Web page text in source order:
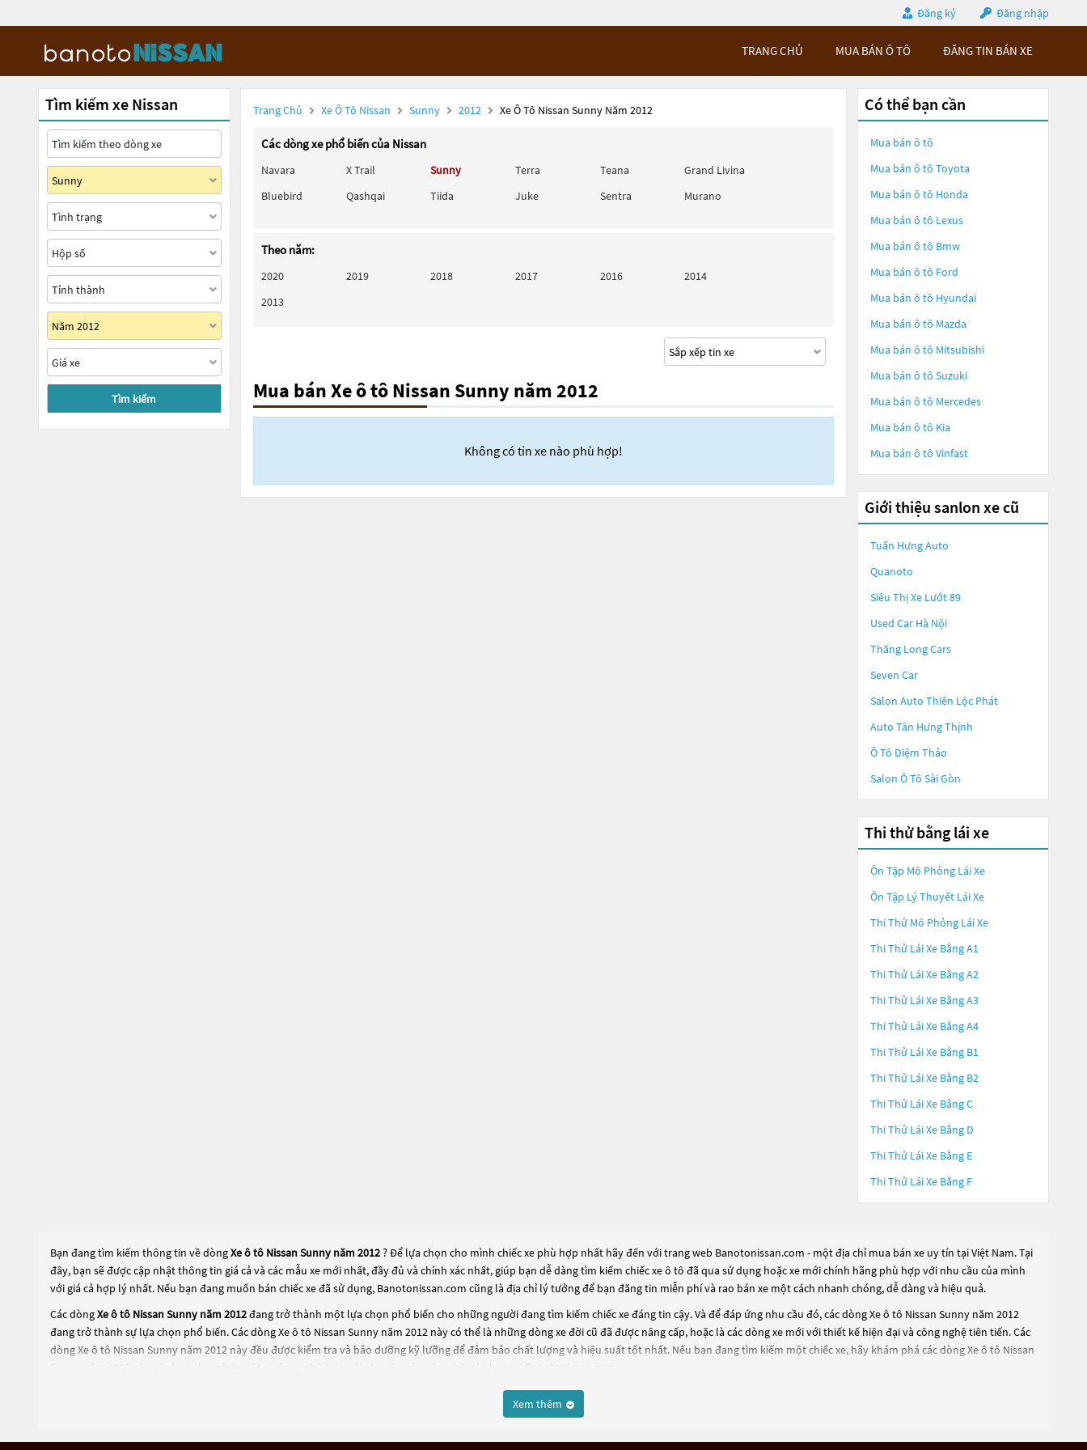
Đăng ký Đăng nhập
TRANG CHỦ MUA BÁN Ô TÔ ĐĂNG TIN BÁN XE
Tìm kiếm xe Nissan
Tìm kiếm
Trang Chủ Xe Ô Tô Nissan Sunny 2012 Xe Ô Tô Nissan Sunny Năm 2012
Các dòng xe phổ biến của Nissan
Navara X Trail Sunny Terra Teana
Grand Livina
Bluebird
Qashqai Tiida Juke Sentra Murano
Theo năm:
2020 2019 2018 2017 2016
2014
2013
Mua bán Xe ô tô Nissan Sunny năm 2012
Không có tin xe nào phù hợp!
Có thể bạn cần
Mua bán ô tô
Mua bán ô tô Toyota
Mua bán ô tô Honda
Mua bán ô tô Lexus
Mua bán ô tô Bmw
Mua bán ô tô Ford
Mua bán ô tô Hyundai
Mua bán ô tô Mazda
Mua bán ô tô Mitsubishi
Mua bán ô tô Suzuki
Mua bán ô tô Mercedes
Mua bán ô tô Kia
Mua bán ô tô Vinfast
Giới thiệu sanlon xe cũ
Tuấn Hưng Auto
Quanoto
Siêu Thị Xe Lướt 89
Used Car Hà Nội
Thăng Long Cars
Seven Car
Salon Auto Thiên Lộc Phát
Auto Tân Hưng Thịnh
Ô Tô Diệm Thảo
Salon Ô Tô Sài Gòn
Thi thử bằng lái xe
Ôn Tập Mô Phỏng Lái Xe
Ôn Tập Lý Thuyết Lái Xe
Thi Thử Mô Phỏng Lái Xe
Thi Thử Lái Xe Bằng A1
Thi Thử Lái Xe Bằng A2
Thi Thử Lái Xe Bằng A3
Thi Thử Lái Xe Bằng A4
Thi Thử Lái Xe Bằng B1
Thi Thử Lái Xe Bằng B2
Thi Thử Lái Xe Bằng C
Thi Thử Lái Xe Bằng D
Thi Thử Lái Xe Bằng E
Thi Thử Lái Xe Bằng F
Bạn đang tìm kiếm thông tin về dòngXe ô tô Nissan Sunny năm 2012? Để lựa chọn cho mình chiếc xe phù hợp nhất hãy đến với trang web Banotonissan.com - một địa chỉ mua bán xe uy tín tại Việt Nam. Tại
đây, bạn sẽ được cập nhật thông tin giá cả và các mẫu xe mới nhất, đầy đủ và chính xác nhất, giúp bạn dễ dàng tìm kiếm chiếc xe ô tô đã qua sử dụng hoặc xe mới chính hãng phù hợp với nhu cầu của mình
với giá cả hợp lý nhất. Nếu bạn đang muốn bán chiếc xe đã sử dụng, Banotonissan.com cũng là địa chỉ lý tưởng để bạn đăng tin miễn phí và rao bán xe một cách nhanh chóng, dễ dàng và hiệu quả.
Các dòngXe ô tô Nissan Sunny năm 2012đang trở thành một lựa chọn phổ biến cho những người đang tìm kiếm chiếc xe đáng tin cậy. Và để đáp ứng nhu cầu đó, các dòngXe ô tô Nissan Sunny năm 2012
đang trở thành sự lựa chọn phổ biến. Các dòngXe ô tô Nissan Sunny năm 2012 này có thể là những dòng xe đời cũ đã được nâng cấp, hoặc là các dòng xe mới với thiết kế hiện đại và công nghệ tiên tiến. Các
dòngXe ô tô Nissan Sunny năm 2012 này đều được kiểm tra và bảo dưỡng kỹ lưỡng để đảm bảo chất lượng và hiệu suất tốt nhất. Nếu bạn đang tìm kiếm một chiếc xe, hãy khám phá các dòngXe ô tô Nissan
này và chọn cho mình một chiếc xe phù hợp với nhu cầu và ngân sách của bạn tại
Xem thêm